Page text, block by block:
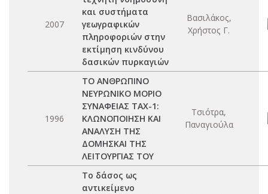
2007
και συστήματα
γεωγραφικών
πληροφοριών στην
εκτίμηση κινδύνου
δασικών πυρκαγιών
Βασιλάκος,
Χρήστος Γ.
1996
ΤΟ ΑΝΘΡΩΠΙΝΟ
ΝΕΥΡΩΝΙΚΟ ΜΟΡΙΟ
ΣΥΝΑΦΕΙΑΣ ΤΑΧ-1:
ΚΛΩΝΟΠΟΙΗΣΗ ΚΑΙ
ΑΝΑΛΥΣΗ ΤΗΣ
ΔΟΜΗΣΚΑΙ ΤΗΣ
ΛΕΙΤΟΥΡΓΙΑΣ ΤΟΥ
Τσιότρα,
Παναγιούλα
Το δάσος ως
αντικείμενο